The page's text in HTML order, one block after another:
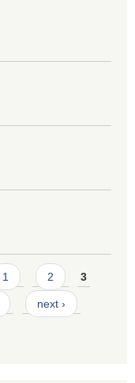
1 2 3
next ›